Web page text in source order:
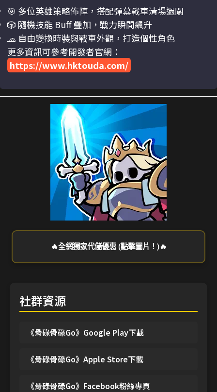
🎯 多位英雄策略佈陣，搭配彈幕戰車清場過關
🎲 隨機技能 Buff 疊加，戰力瞬間飆升
🧢 自由變換時裝與戰車外觀，打造個性角色
更多資訊可參考開發者官網：
https://www.hktouda.com/
🔥全網獨家代儲優惠 (點擊圖片！)🔥
社群資源
《骨碌骨碌Go》Google Play下載
《骨碌骨碌Go》Apple Store下載
《骨碌骨碌Go》Facebook粉絲專頁